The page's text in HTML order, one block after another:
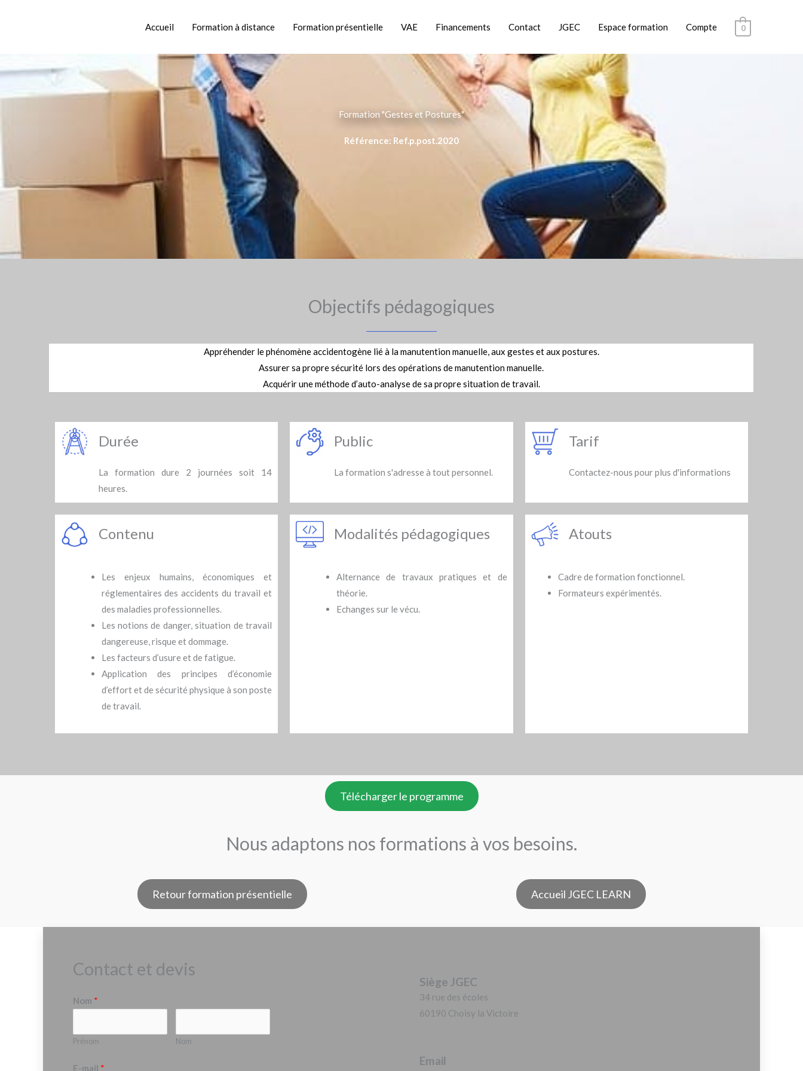
Accueil Formation à distance Formation présentielle VAE Financements Contact JGEC Espace formation Compte 0
Formation "Gestes et Postures"
Référence: Ref.p.post.2020
Objectifs pédagogiques
Appréhender le phénomène accidentogène lié à la manutention manuelle, aux gestes et aux postures.
Assurer sa propre sécurité lors des opérations de manutention manuelle.
Acquérir une méthode d’auto-analyse de sa propre situation de travail.
Durée
La formation dure 2 journées soit 14
heures.
Public
La formation s'adresse à tout personnel.
Tarif
Contactez-nous pour plus d'informations
Contenu
Les enjeux humains, économiques et
réglementaires des accidents du travail et
des maladies professionnelles.
Les notions de danger, situation de travail
dangereuse, risque et dommage.
Les facteurs d’usure et de fatigue.
Application des principes d’économie
d’effort et de sécurité physique à son poste
de travail.
Modalités pédagogiques
Alternance de travaux pratiques et de
théorie.
Echanges sur le vécu.
Atouts
Cadre de formation fonctionnel.
Formateurs expérimentés.
Télécharger le programme
Nous adaptons nos formations à vos besoins.
Retour formation présentielle Accueil JGEC LEARN
Contact et devis
Nom *
Prénom Nom
E-mail *
Siège JGEC
34 rue des écoles
60190 Choisy la Victoire
Email